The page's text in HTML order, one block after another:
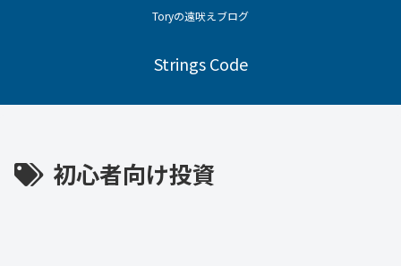
Toryの遠吠えブログ
Strings Code
初心者向け投資